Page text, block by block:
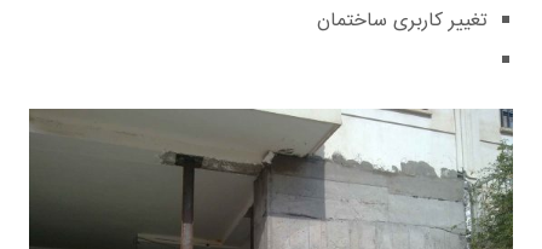
‌تغییر کاربری ساختمان